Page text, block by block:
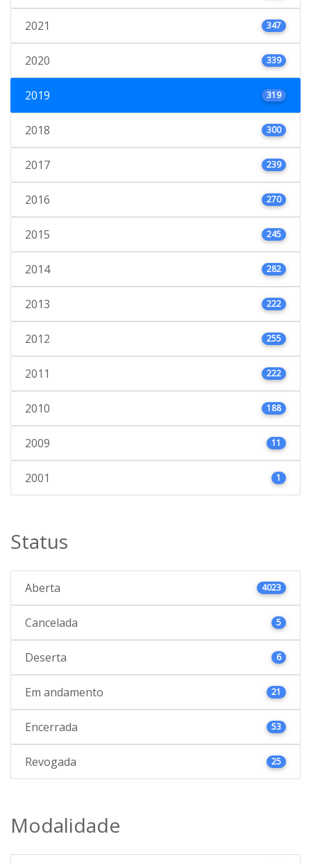
2021 347
2020 339
2019 319
2018 300
2017 239
2016 270
2015 245
2014 282
2013 222
2012 255
2011 222
2010 188
2009 11
2001 1
Status
Aberta 4023
Cancelada 5
Deserta 6
Em andamento 21
Encerrada 53
Revogada 25
Modalidade